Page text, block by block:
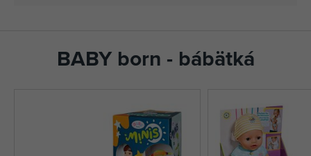
BABY born - bábätká